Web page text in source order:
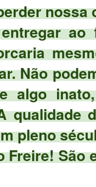
nossa
Não
algo
qualidade
pleno
Freire! São